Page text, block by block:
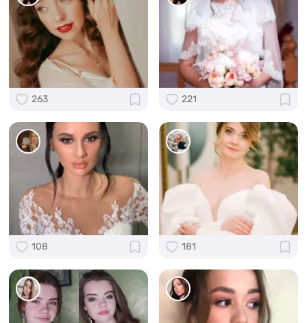
263 221
108 181